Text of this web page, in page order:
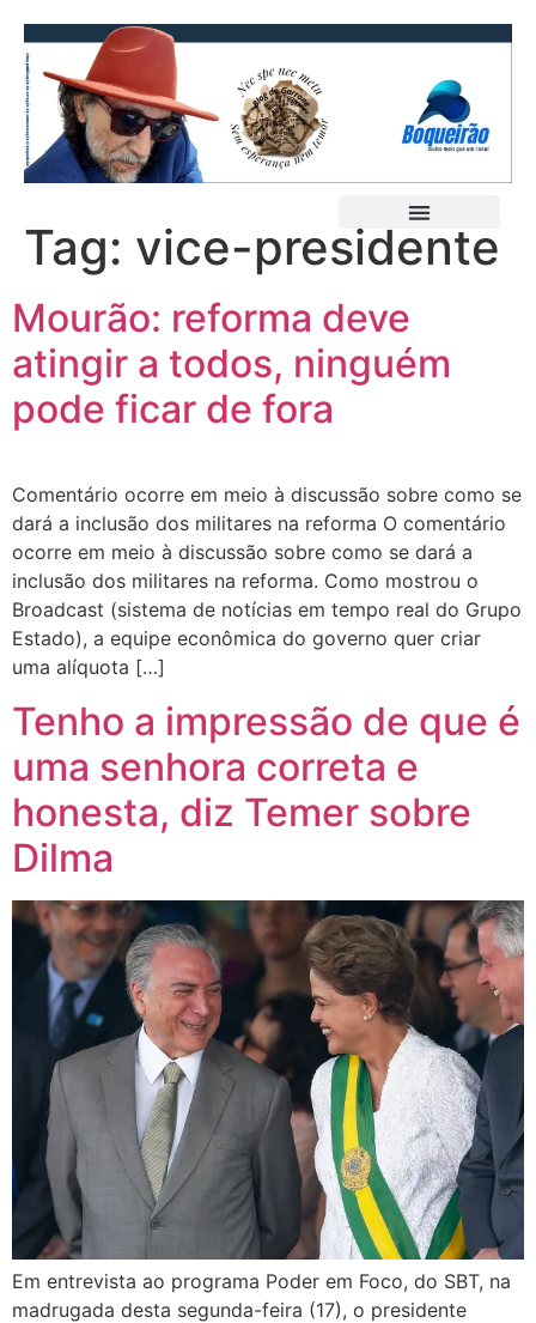
Tag: vice-presidente
Mourão: reforma deve
atingir a todos, ninguém
pode ficar de fora
Comentário ocorre em meio à discussão sobre como se
dará a inclusão dos militares na reforma O comentário
ocorre em meio à discussão sobre como se dará a
inclusão dos militares na reforma. Como mostrou o
Broadcast (sistema de notícias em tempo real do Grupo
Estado), a equipe econômica do governo quer criar
uma alíquota […]
Tenho a impressão de que é
uma senhora correta e
honesta, diz Temer sobre
Dilma
Em entrevista ao programa Poder em Foco, do SBT, na
madrugada desta segunda-feira (17), o presidente